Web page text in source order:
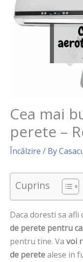
Cea mai
perete –
Încălzire / By
Cuprins
Daca doresti sa afli
de perete pentru
pentru tine. Va voi
de peretealese in